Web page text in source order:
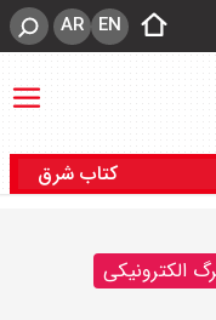
EN
AR
کتاب شرق
الکترونیکی